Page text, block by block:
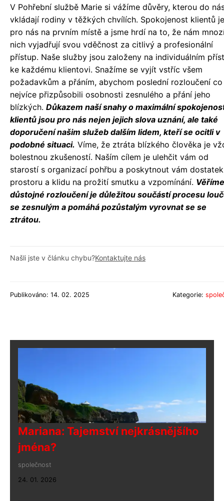
V Pohřební službě Marie si vážíme důvěry, kterou do
vkládají rodiny v těžkých chvílích. Spokojenost klientů je
pro nás na prvním místě a jsme hrdí na to, že nám
nich vyjadřují svou vděčnost za citlivý a profesionální
přístup. Naše služby jsou založeny na individuálním
ke každému klientovi. Snažíme se vyjít vstříc všem
požadavkům a přáním, abychom poslední rozloučení co
nejvíce přizpůsobili osobnosti zesnulého a přání jeho
blízkých. Důkazem naší snahy o maximální
klientů jsou pro nás nejen jejich slova uznání, ale také
doporučení našim služeb dalším lidem, kteří se ocitli v
podobné situaci. Víme, že ztráta blízkého člověka je
bolestnou zkušeností. Naším cílem je ulehčit vám od
starostí s organizací pohřbu a poskytnout vám dostatek
prostoru a klidu na prožití smutku a vzpomínání.
důstojné rozloučení je důležitou součástí procesu
se zesnulým a pomáhá pozůstalým vyrovnat se se
ztrátou.
Našli jste v článku chybu?Kontaktujte nás
Publikováno: 14. 02. 2025 Kategorie:
Mariana: Tajemství nejkrásnějšího
jména?
společnost
24. 01. 2026